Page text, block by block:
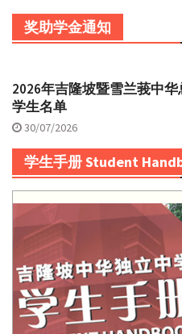
奖助学金通知
2026年吉隆坡暨雪兰莪中
学生名单
30/07/2026
学生手册 Student